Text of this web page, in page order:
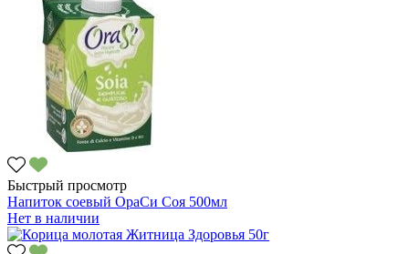
Быстрый просмотр
Напиток соевый ОраСи Соя 500мл
Нет в наличии